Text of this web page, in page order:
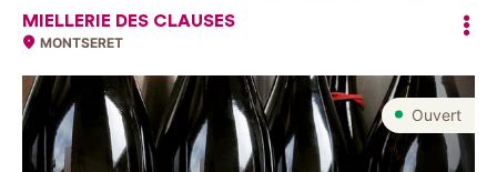
MIELLERIE DES CLAUSES
MONTSERET
Ouvert